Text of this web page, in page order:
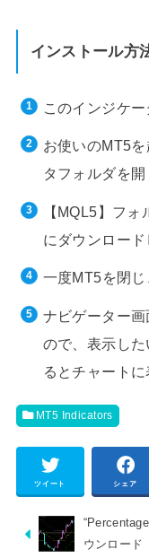
インストール方
このインジケ
お使いのMT5
タフォルダを
【MQL5】フ
にダウンロー
一度MT5を閉
ナビゲーター
ので、表示し
るとチャート
MT5 Indicators
ツイート シェア
ウンロード